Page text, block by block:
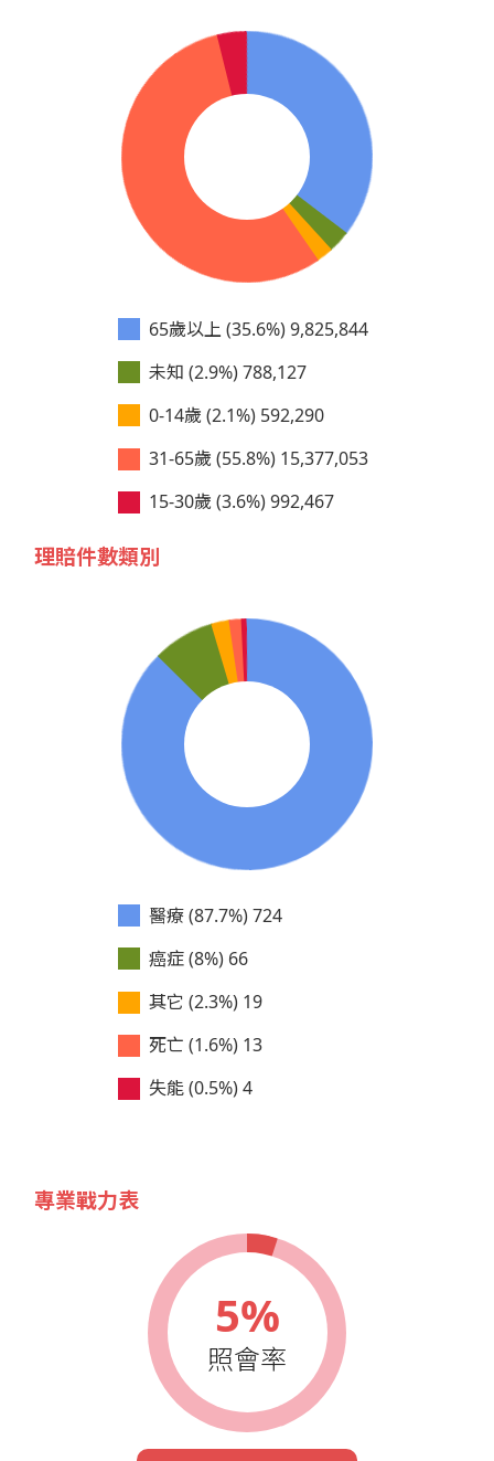
65歲以上 (35.6%) 9,825,844
未知 (2.9%) 788,127
0-14歲 (2.1%) 592,290
31-65歲 (55.8%) 15,377,053
15-30歲 (3.6%) 992,467
理賠件數類別
醫療 (87.7%) 724
癌症 (8%) 66
其它 (2.3%) 19
死亡 (1.6%) 13
失能 (0.5%) 4
專業戰力表
5%
照會率